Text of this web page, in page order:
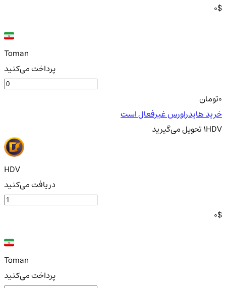
0$
Toman
پرداخت می‌کنید
تومان
خرید هایدراورس غیرفعال است
1HDVتحویلمی‌گیرید
HDV
دریافت می‌کنید
0$
Toman
پرداخت می‌کنید